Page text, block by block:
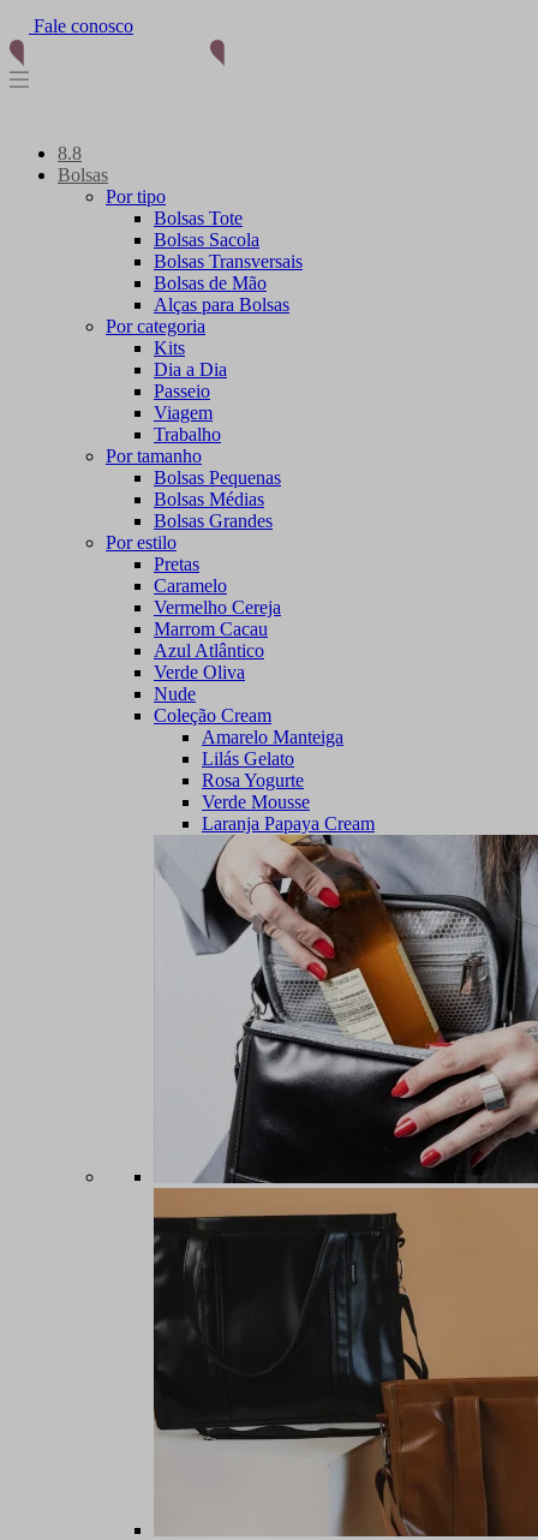
Fale conosco
8.8
Bolsas
Por tipo
Bolsas Tote
Bolsas Sacola
Bolsas Transversais
Bolsas de Mão
Alças para Bolsas
Por categoria
Kits
Dia a Dia
Passeio
Viagem
Trabalho
Por tamanho
Bolsas Pequenas
Bolsas Médias
Bolsas Grandes
Por estilo
Pretas
Caramelo
Vermelho Cereja
Marrom Cacau
Azul Atlântico
Verde Oliva
Nude
Coleção Cream
Amarelo Manteiga
Lilás Gelato
Rosa Yogurte
Verde Mousse
Laranja Papaya Cream